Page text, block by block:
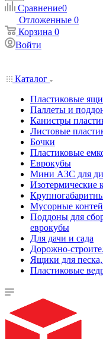
Сравнение0
Отложенные 0
Корзина 0
Войти
Каталог
Пластиковые
Паллеты и
Канистры
Листовые
Бочки
Пластиковые
Еврокубы
Мини АЗС для
Изотермические
Мусорные
Поддоны для
еврокубы
Для дачи и сада
Дорожно-
Ящики для песка,
Пластиковые